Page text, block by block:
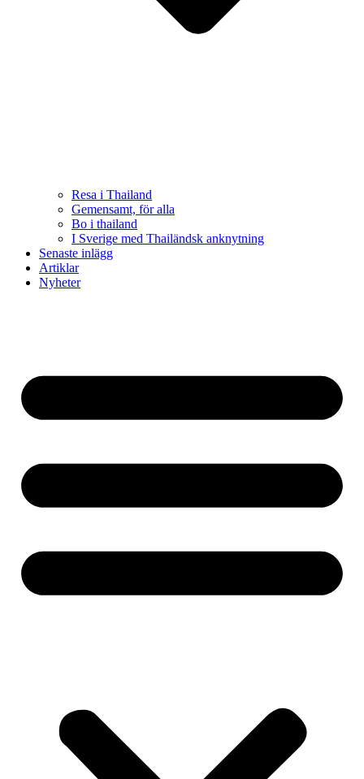
Resa i Thailand
Gemensamt, för alla
Bo i thailand
I Sverige med Thailändsk anknytning
Senaste inlägg
Artiklar
Nyheter